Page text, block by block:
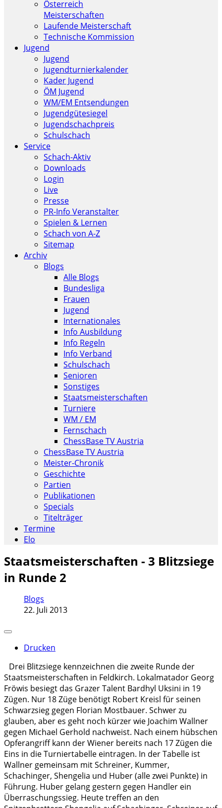
Österreich
Meisterschaften
Laufende Meisterschaft
Technische Kommission
Jugend
Jugend
Jugendturnierkalender
Kader Jugend
ÖM Jugend
WM/EM Entsendungen
Jugendgütesiegel
Jugendschachpreis
Schulschach
Service
Schach-Aktiv
Downloads
Login
Live
Presse
PR-Info Veranstalter
Spielen & Lernen
Schach von A-Z
Sitemap
Archiv
Blogs
Alle Blogs
Bundesliga
Frauen
Jugend
Internationales
Info Ausbildung
Info Regeln
Info Verband
Schulschach
Senioren
Sonstiges
Staatsmeisterschaften
Turniere
WM / EM
Fernschach
ChessBase TV Austria
ChessBase TV Austria
Meister-Chronik
Geschichte
Partien
Publikationen
Specials
Titelträger
Termine
Elo
Staatsmeisterschaften - 3 Blitzsiege
in Runde 2
Blogs
22. Juli 2013
Drucken
Drei Blitzsiege kennzeichnen die zweite Runde der
Staatsmeisterschaften in Feldkirch. Lokalmatador Georg
Fröwis besiegt das Grazer Talent Bardhyl Uksini in 19
Zügen. Nur 18 Züge benötigt Robert Kreisl für seinen
Schwarzsieg gegen Florian Mostbauer. Schwer zu
glauben, aber es geht noch kürzer wie Joachim Wallner
gegen Michael Gerhold nachweist. Nach einem hübschen
Opferangriff kann der Wiener bereits nach 17 Zügen die
Eins in die Turniertabelle eintragen. In der Tabelle ist
Wallner gemeinsam mit Schreiner, Kummer,
Schachinger, Shengelia und Huber (alle zwei Punkte) in
Führung. Huber gelang gestern gegen Handler ein
Überraschungssieg. Heute treffen an den